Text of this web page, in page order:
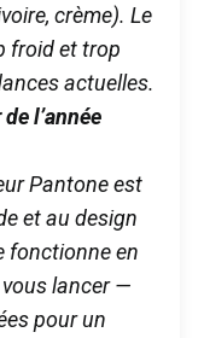
crème). Le
froid et trop
actuelles.
l’année
Pantone est
et au design
fonctionne en
lancer —
pour un